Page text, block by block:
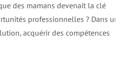
des mamans devenait la clé
professionnelles ? Dans un
acquérir des compétences